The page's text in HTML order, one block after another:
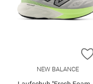
NEW BALANCE